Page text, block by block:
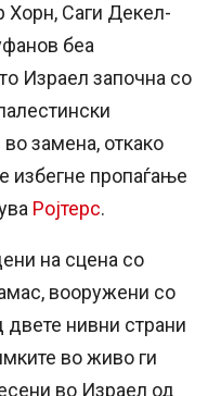
Хорн, Саги Декел-
беа
Израел започна со
замена, откако
избегне пропаѓање
Ројтерс.
на сцена со
вооружени со
двете нивни страни
во живо ги
во Израел од